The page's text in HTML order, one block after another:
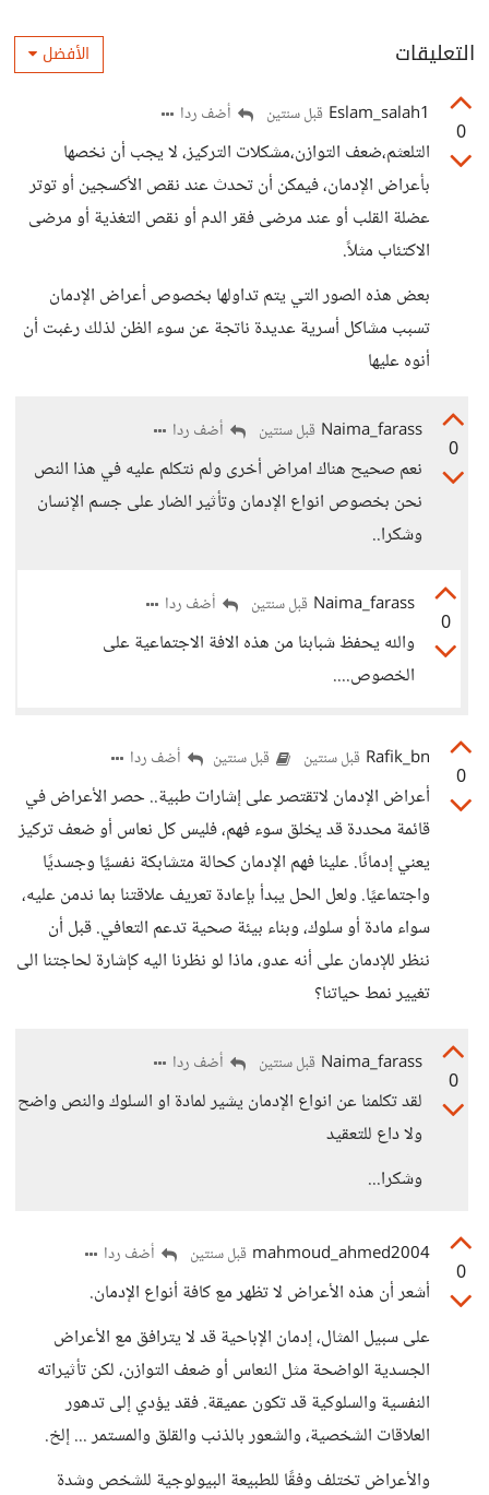
التعليقات الأفضل
0
Eslam_salah1 قبل سنتين أضف ردا
التلعثم،ضعف التوازن،مشكلات التركيز، لا يجب أن نخصها
بأعراض الإدمان، فيمكن أن تحدث عند نقص الأكسجين أو توتر
عضلة القلب أو عند مرضى فقر الدم أو نقص التغذية أو مرضى
الاكتئاب مثلاً.
بعض هذه الصور التي يتم تداولها بخصوص أعراض الإدمان
تسبب مشاكل أسرية عديدة ناتجة عن سوء الظن لذلك رغبت أن
أنوه عليها
0
Naima_farass قبل سنتين أضف ردا
نعم صحيح هناك امراض أخرى ولم نتكلم عليه في هذا النص
نحن بخصوص انواع الإدمان وتأثير الضار على جسم الإنسان
وشكرا..
0
Naima_farass قبل سنتين أضف ردا
والله يحفظ شبابنا من هذه الافة الاجتماعية على
الخصوص....
0
Rafik_bn قبل سنتين قبل سنتين أضف ردا
أعراض الإدمان لاتقتصر على إشارات طبية.. حصر الأعراض في
قائمة محددة قد يخلق سوء فهم، فليس كل نعاس أو ضعف تركيز
يعني إدمانًا. علينا فهم الإدمان كحالة متشابكة نفسيًا وجسديًا
واجتماعيًا. ولعل الحل يبدأ بإعادة تعريف علاقتنا بما ندمن عليه،
سواء مادة أو سلوك، وبناء بيئة صحية تدعم التعافي. قبل أن
ننظر للإدمان على أنه عدو، ماذا لو نظرنا اليه كإشارة لحاجتنا الى
تغيير نمط حياتنا؟
0
Naima_farass قبل سنتين أضف ردا
لقد تكلمنا عن انواع الإدمان يشير لمادة او السلوك والنص واضح
ولا داع للتعقيد
وشكرا...
0
mahmoud_ahmed2004 قبل سنتين أضف ردا
أشعر أن هذه الأعراض لا تظهر مع كافة أنواع الإدمان.
على سبيل المثال، إدمان الإباحية قد لا يترافق مع الأعراض
الجسدية الواضحة مثل النعاس أو ضعف التوازن، لكن تأثيراته
النفسية والسلوكية قد تكون عميقة. فقد يؤدي إلى تدهور
العلاقات الشخصية، والشعور بالذنب والقلق والمستمر ... إلخ.
والأعراض تختلف وفقًا للطبيعة البيولوجية للشخص وشدة